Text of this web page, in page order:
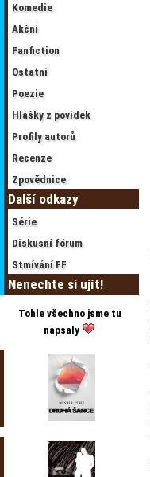
Komedie
Akční
Fanfiction
Ostatní
Poezie
Hlášky z povídek
Profily autorů
Recenze
Zpovědnice
Další odkazy
Série
Diskusní fórum
Stmívání FF
Nenechte si ujít!
Tohle všechno jsme tu
napsaly